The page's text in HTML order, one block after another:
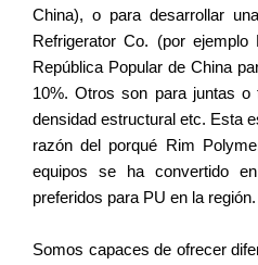
China), o para desarrollar
Refrigerator Co. (por
República Popular de China
10%. Otros son para juntas
densidad estructural etc. Esta
razón del porqué Rim
equipos se ha convertido
preferidos para PU en la región.
Somos capaces de ofrecer